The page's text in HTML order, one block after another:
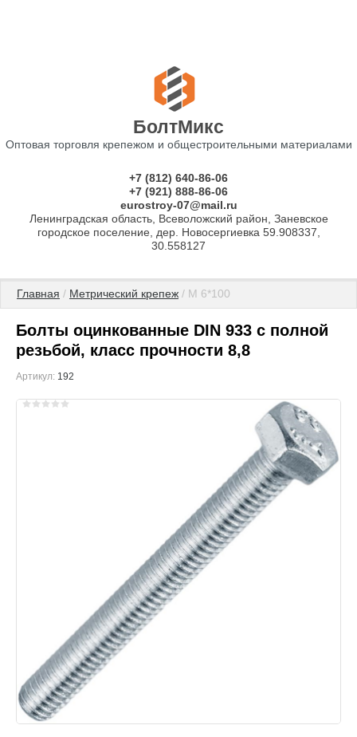
БолтМикс
Оптовая торговля крепежом и общестроительными материалами
+7 (812) 640-86-06
+7 (921) 888-86-06
eurostroy-07@mail.ru
Ленинградская область, Всеволожский район, Заневское
городское поселение, дер. Новосергиевка 59.908337,
30.558127
Главная / Метрический крепеж / М 6*100
Болты оцинкованные DIN 933 с полной
резьбой, класс прочности 8,8
Артикул: 192